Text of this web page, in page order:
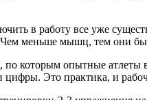
в работу все уже
меньше мышц, тем они
которым опытные
Это практика, и